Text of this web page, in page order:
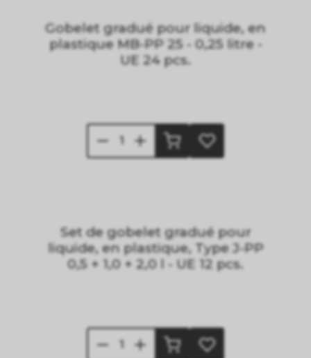
Gobelet gradué pour liquide, en
plastique MB-PP 25 - 0,25 litre -
UE 24 pcs.
Set de gobelet gradué pour
liquide, en plastique, Type J-PP
0,5 + 1,0 + 2,0 l - UE 12 pcs.